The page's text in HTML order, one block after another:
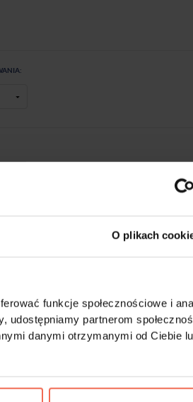
O plikach
funkcje społecznościowe i
partnerom
danymi otrzymanymi od Ciebie